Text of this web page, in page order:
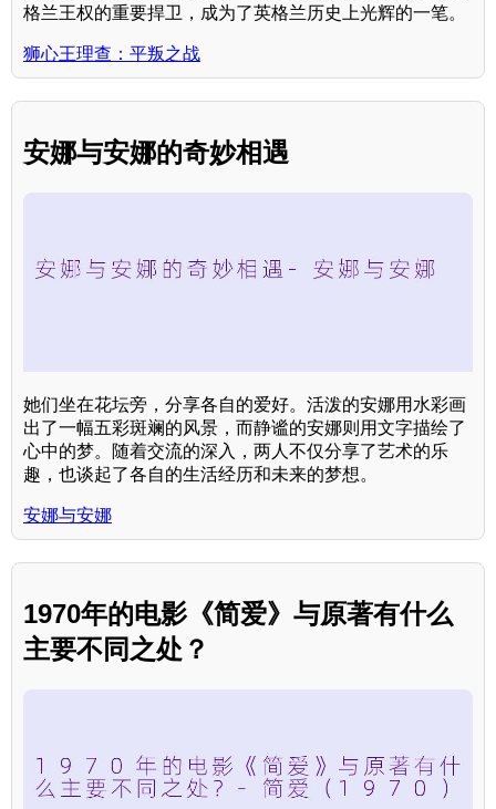
格兰王权的重要捍卫，成为了英格兰历史上光辉的一笔。
狮心王理查：平叛之战
安娜与安娜的奇妙相遇
她们坐在花坛旁，分享各自的爱好。活泼的安娜用水彩画
出了一幅五彩斑斓的风景，而静谧的安娜则用文字描绘了
心中的梦。随着交流的深入，两人不仅分享了艺术的乐
趣，也谈起了各自的生活经历和未来的梦想。
安娜与安娜
1970年的电影《简爱》与原著有什么
主要不同之处？